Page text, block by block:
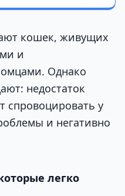
кошек, живущих
и
Однако
недостаток
спровоцировать у
и негативно
легко